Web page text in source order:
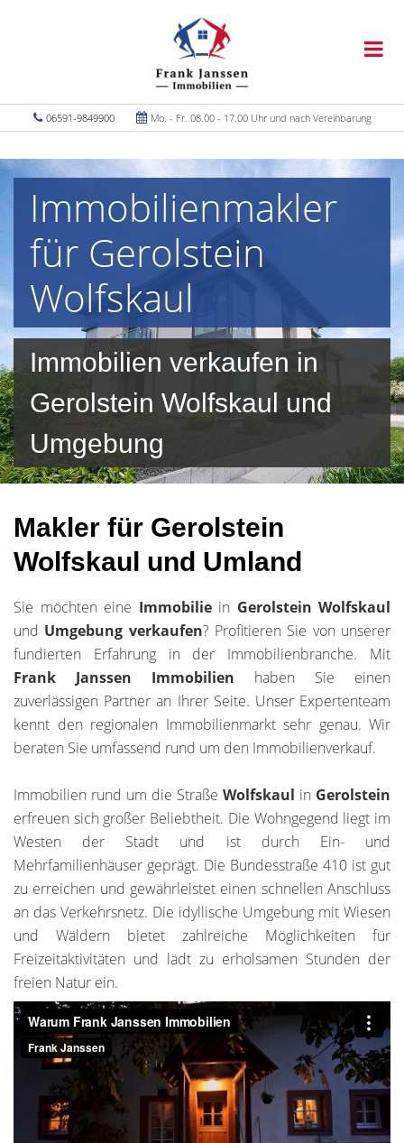
06591-9849900 Mo. - Fr. 08.00 - 17.00 Uhr und nach Vereinbarung
Immobilienmakler
für Gerolstein
Wolfskaul
Immobilien verkaufen in
Gerolstein Wolfskaul und
Umgebung
Makler für Gerolstein
Wolfskaul und Umland
Sie möchten eine Immobilie in Gerolstein Wolfskaul
und Umgebung verkaufen? Profitieren Sie von unserer
fundierten Erfahrung in der Immobilienbranche. Mit
Frank Janssen Immobilien haben Sie einen
zuverlässigen Partner an Ihrer Seite. Unser Expertenteam
kennt den regionalen Immobilienmarkt sehr genau. Wir
beraten Sie umfassend rund um den Immobilienverkauf.
Immobilien rund um die Straße Wolfskaul in Gerolstein
erfreuen sich großer Beliebtheit. Die Wohngegend liegt im
Westen der Stadt und ist durch Ein- und
Mehrfamilienhäuser geprägt. Die Bundesstraße 410 ist gut
zu erreichen und gewährleistet einen schnellen Anschluss
an das Verkehrsnetz. Die idyllische Umgebung mit Wiesen
und Wäldern bietet zahlreiche Möglichkeiten für
Freizeitaktivitäten und lädt zu erholsamen Stunden der
freien Natur ein.